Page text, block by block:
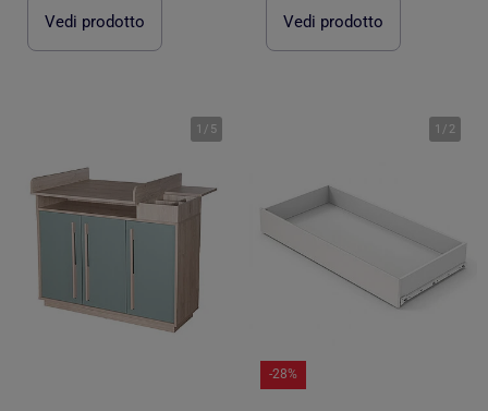
Vedi prodotto Vedi prodotto
1 / 5 1 / 2
-28%